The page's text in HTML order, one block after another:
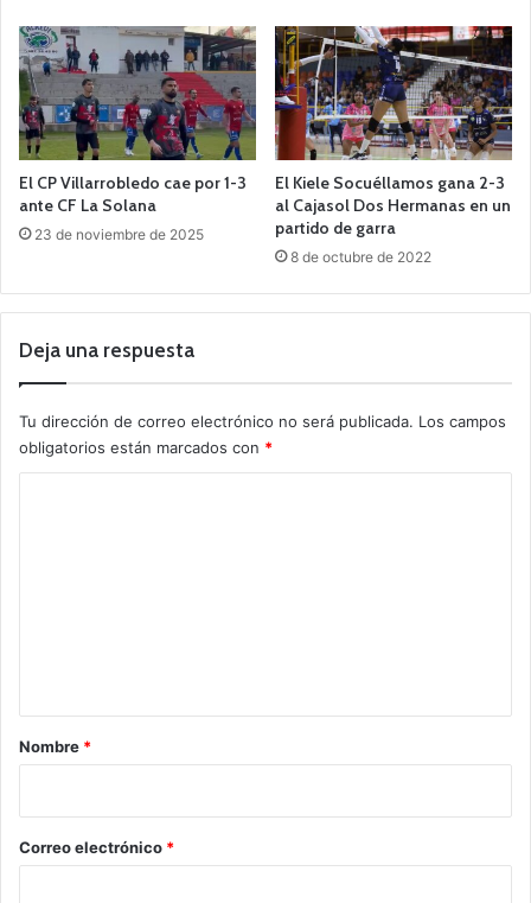
El CP Villarrobledo cae por 1-3
ante CF La Solana
23 de noviembre de 2025
El Kiele Socuéllamos gana 2-3
al Cajasol Dos Hermanas en un
partido de garra
8 de octubre de 2022
Deja una respuesta
Tu dirección de correo electrónico no será publicada. Los campos
obligatorios están marcados con *
r
*
Nombre *
Correo electrónico *